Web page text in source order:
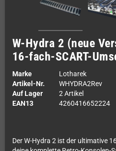
W-Hydra 2 (neue
16-fach-SCART-
Marke
Lotharek
Artikel-Nr.
WHYDRA2Rev
Auf Lager
2 Artikel
EAN13
4260416652224
Der W-Hydra 2 ist der ultimative